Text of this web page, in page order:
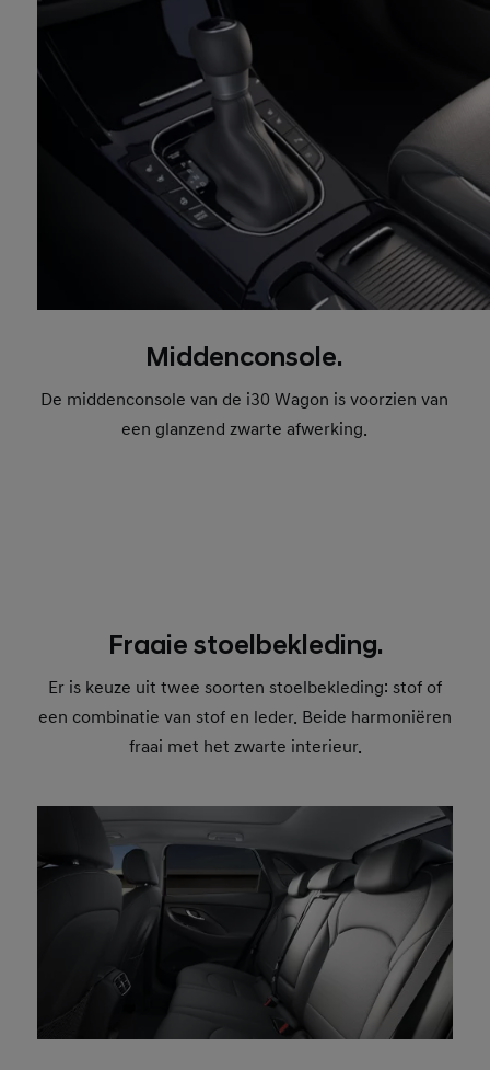
Middenconsole.
De middenconsole van de i30 Wagon is voorzien van
een glanzend zwarte afwerking.
Fraaie stoelbekleding.
Er is keuze uit twee soorten stoelbekleding: stof of
een combinatie van stof en leder. Beide harmoniëren
fraai met het zwarte interieur.